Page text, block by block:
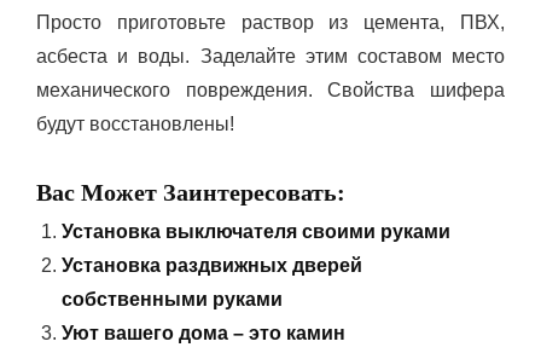
Просто приготовьте раствор из цемента, ПВХ,
асбеста и воды. Заделайте этим составом место
механического повреждения. Свойства шифера
будут восстановлены!
Вас Может Заинтересовать:
Установка выключателя своими руками
Установка раздвижных дверей
собственными руками
Уют вашего дома – это камин